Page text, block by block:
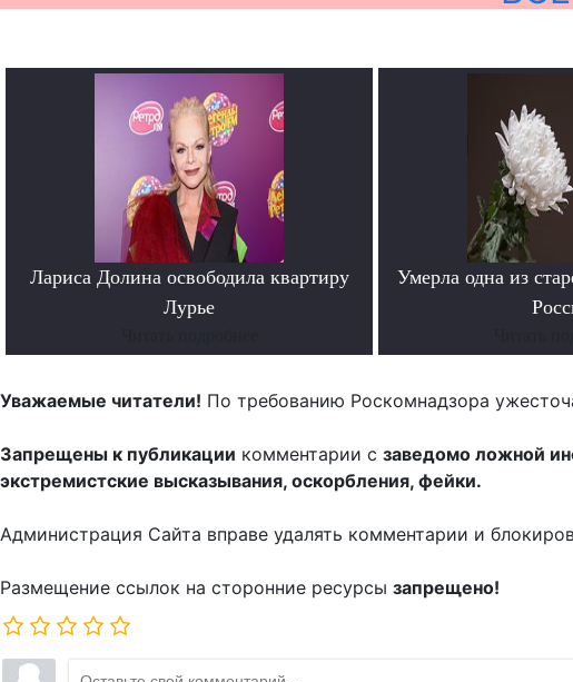
Лариса Долина освободила квартиру
Лурье
Умерла одна из
Уважаемые читатели! По требованию Роскомнадзора
Запрещены к публикации комментарии с заведомо ложной
экстремистские высказывания, оскорбления, фейки.
Администрация Сайта вправе удалять комментарии и
Размещение ссылок на сторонние ресурсы запрещено!